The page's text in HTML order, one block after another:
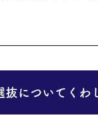
についてくわ